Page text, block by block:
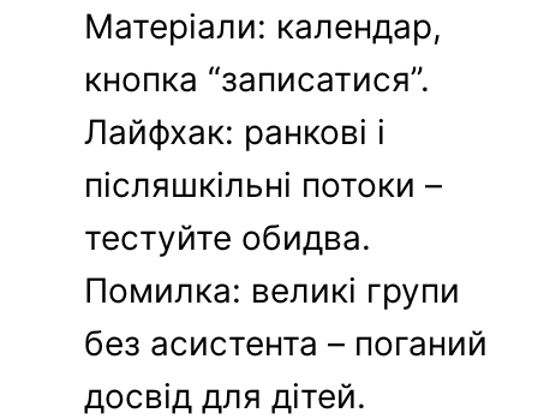
Матеріали: календар,
кнопка “записатися”.
Лайфхак: ранкові і
післяшкільні потоки –
тестуйте обидва.
Помилка: великі групи
без асистента – поганий
досвід для дітей.